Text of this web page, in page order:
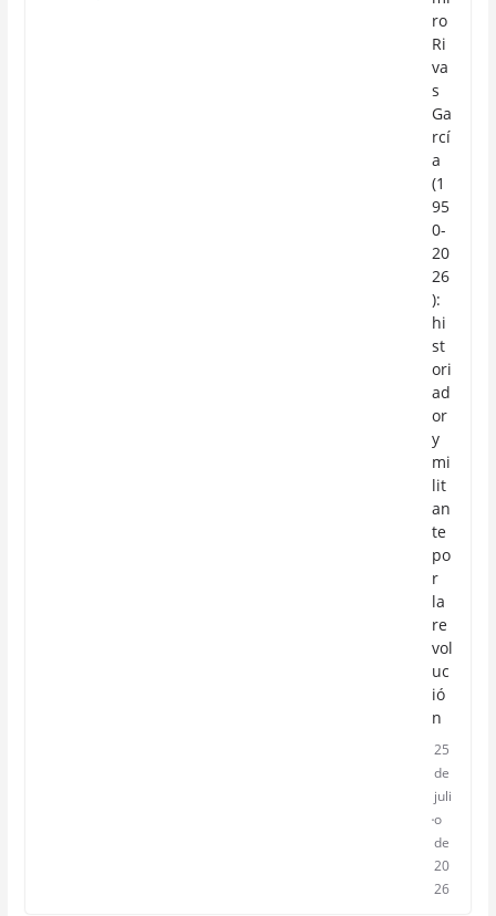
ro
Ri
va
s
Ga
rcí
a
(1
95
0-
20
26
):
hi
st
ori
ad
or
y
mi
lit
an
te
po
r
la
re
vol
uc
ió
n
25
de
juli
o
de
20
26